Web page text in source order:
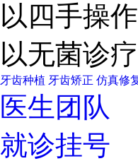
以四手操
以无菌诊
牙齿种植 牙齿矫正 仿真修
医生团队
就诊挂号